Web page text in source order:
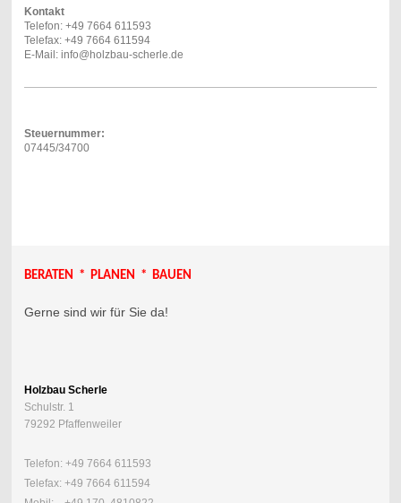
Kontakt
Telefon: +49 7664 611593
Telefax: +49 7664 611594
E-Mail: info@holzbau-scherle.de
Steuernummer:
07445/34700
BERATEN * PLANEN * BAUEN
Gerne sind wir für Sie da!
Holzbau Scherle
Schulstr. 1
79292 Pfaffenweiler
Telefon: +49 7664 611593
Telefax: +49 7664 611594